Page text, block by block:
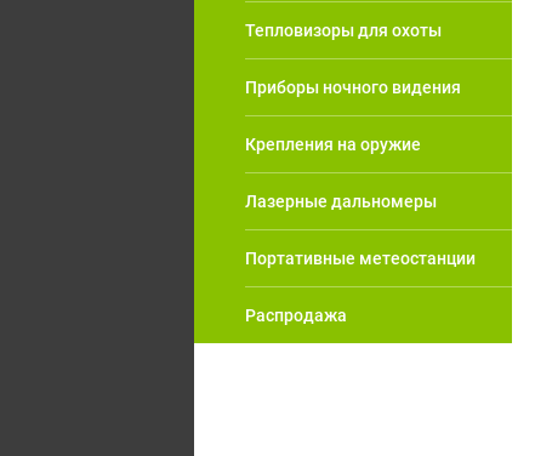
Тепловизоры для охоты
Приборы ночного видения
Крепления на оружие
Лазерные дальномеры
Портативные метеостанции
Распродажа